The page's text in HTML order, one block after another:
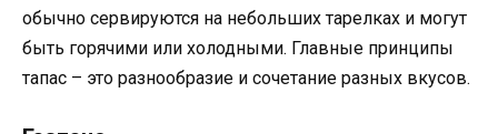
обычно сервируются на небольших тарелках и могут
быть горячими или холодными. Главные принципы
тапас – это разнообразие и сочетание разных вкусов.